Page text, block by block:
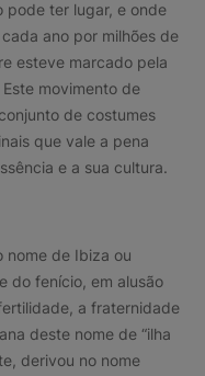
pode ter lugar, e onde
ano por milhões de
esteve marcado pela
movimento de
de costumes
que vale a pena
e a sua cultura.
nome de Ibiza ou
do fenício, em alusão
a fraternidade
deste nome de “ilha
derivou no nome